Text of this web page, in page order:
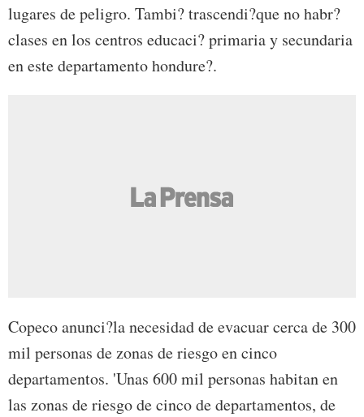
lugares de peligro. Tambi? trascendi?que no habr?
clases en los centros educaci? primaria y secundaria
en este departamento hondure?.
Copeco anunci?la necesidad de evacuar cerca de 300
mil personas de zonas de riesgo en cinco
departamentos. 'Unas 600 mil personas habitan en
las zonas de riesgo de cinco de departamentos, de